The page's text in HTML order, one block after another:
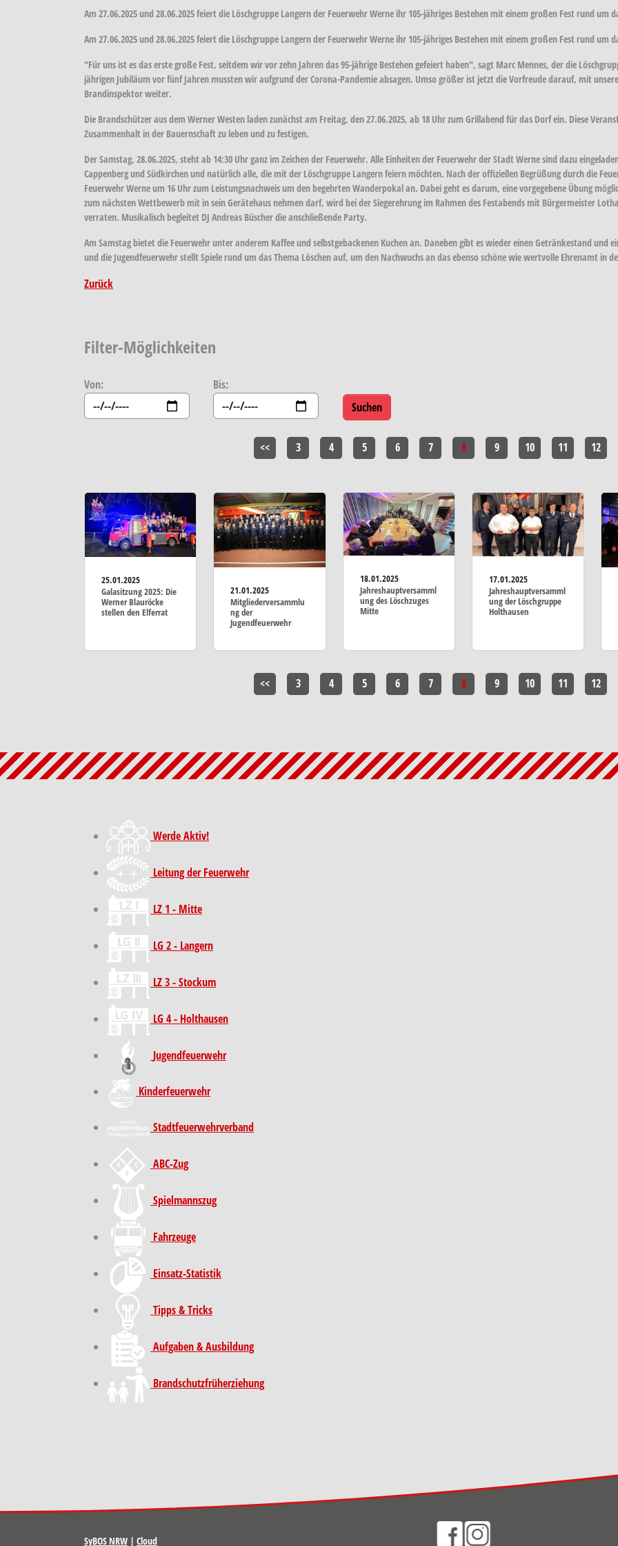
Am 27.06.2025 und 28.06.2025 feiert die Löschgruppe Langern der Feuerwehr Werne ihr 105-jähriges Bestehen mit einem großen Fest rund um
Am 27.06.2025 und 28.06.2025 feiert die Löschgruppe Langern der Feuerwehr Werne ihr 105-jähriges Bestehen mit einem großen Fest rund um
"Für uns ist es das erste große Fest, seitdem wir vor zehn Jahren das 95-jährige Bestehen gefeiert haben", sagt Marc Mennes, der die
jährigen Jubiläum vor fünf Jahren mussten wir aufgrund der Corona-Pandemie absagen. Umso größer ist jetzt die Vorfreude darauf, mit
Brandinspektor weiter.
Die Brandschützer aus dem Werner Westen laden zunächst am Freitag, den 27.06.2025, ab 18 Uhr zum Grillabend für das Dorf ein. Diese
Zusammenhalt in der Bauernschaft zu leben und zu festigen.
Der Samstag, 28.06.2025, steht ab 14:30 Uhr ganz im Zeichen der Feuerwehr. Alle Einheiten der Feuerwehr der Stadt Werne sind dazu
Cappenberg und Südkirchen und natürlich alle, die mit der Löschgruppe Langern feiern möchten. Nach der offiziellen Begrüßung durch die
Feuerwehr Werne um 16 Uhr zum Leistungsnachweis um den begehrten Wanderpokal an. Dabei geht es darum, eine vorgegebene Übung
zum nächsten Wettbewerb mit in sein Gerätehaus nehmen darf, wird bei der Siegerehrung im Rahmen des Festabends mit Bürgermeister
verraten. Musikalisch begleitet DJ Andreas Büscher die anschließende Party.
Am Samstag bietet die Feuerwehr unter anderem Kaffee und selbstgebackenen Kuchen an. Daneben gibt es wieder einen Getränkestand und
und die Jugendfeuerwehr stellt Spiele rund um das Thema Löschen auf, um den Nachwuchs an das ebenso schöne wie wertvolle Ehrenamt in
Zurück
Filter-Möglichkeiten
Von: Bis:
<< 3 4 5 6 7 8 9 10 11 12
25.01.2025
Galasitzung 2025: Die
Werner Blauröcke
stellen den Elferrat
21.01.2025
Mitgliederversammlu
ng der
Jugendfeuerwehr
18.01.2025
Jahreshauptversamml
ung des Löschzuges
Mitte
17.01.2025
Jahreshauptversamml
ung der Löschgruppe
Holthausen
<< 3 4 5 6 7 8 9 10 11 12
Werde Aktiv!
Leitung der Feuerwehr
LZ 1 - Mitte
LG 2 - Langern
LZ 3 - Stockum
LG 4 - Holthausen
Jugendfeuerwehr
Kinder­feuer­wehr
Stadt­feuer­wehr­verband
ABC-Zug
Spielmannszug
Fahrzeuge
Einsatz-Statistik
Tipps & Tricks
Aufgaben & Ausbildung
Brand­schutz­früh­erziehung
SyBOS NRW | Cloud